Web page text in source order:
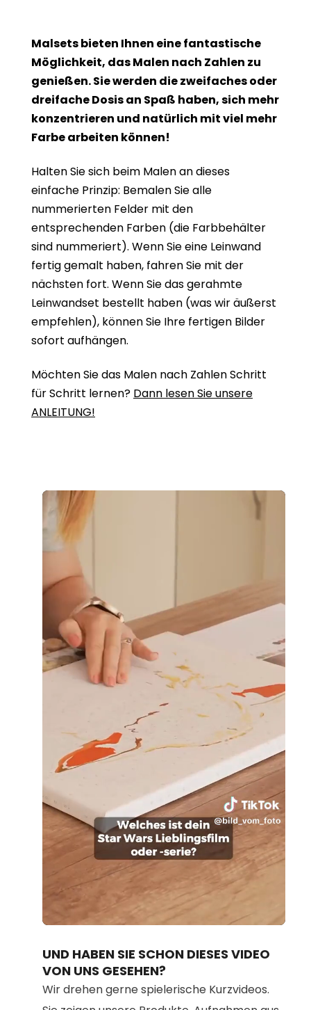
Malsets bieten Ihnen eine fantastische
Möglichkeit, das Malen nach Zahlen zu
genießen. Sie werden die zweifaches oder
dreifache Dosis an Spaß haben, sich mehr
konzentrieren und natürlich mit viel mehr
Farbe arbeiten können!
Halten Sie sich beim Malen an dieses
einfache Prinzip: Bemalen Sie alle
nummerierten Felder mit den
entsprechenden Farben (die Farbbehälter
sind nummeriert). Wenn Sie eine Leinwand
fertig gemalt haben, fahren Sie mit der
nächsten fort. Wenn Sie das gerahmte
Leinwandset bestellt haben (was wir äußerst
empfehlen), können Sie Ihre fertigen Bilder
sofort aufhängen.
Möchten Sie das Malen nach Zahlen Schritt
für Schritt lernen? Dann lesen Sie unsere
ANLEITUNG!
Unmute
93.63%
UND HABEN SIE SCHON DIESES VIDEO
VON UNS GESEHEN?
Wir drehen gerne spielerische Kurzvideos.